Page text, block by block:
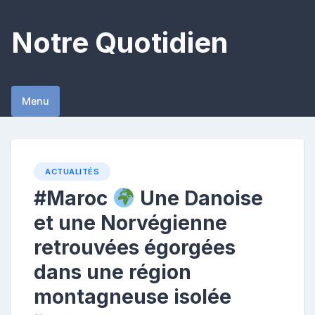
content
Notre Quotidien
Menu
ACTUALITÉS
#Maroc
Une Danoise
et une Norvégienne
retrouvées égorgées
dans une région
montagneuse isolée